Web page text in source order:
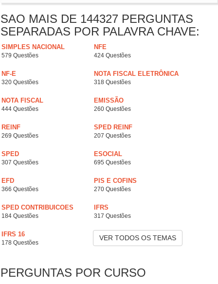
SAO MAIS DE 144327 PERGUNTAS
SEPARADAS POR PALAVRA CHAVE:
SIMPLES NACIONAL
579 Questões
NFE
424 Questões
NF-E
320 Questões
NOTA FISCAL ELETRÔNICA
318 Questões
NOTA FISCAL
444 Questões
EMISSÃO
260 Questões
REINF
269 Questões
SPED REINF
207 Questões
SPED
307 Questões
ESOCIAL
695 Questões
EFD
366 Questões
PIS E COFINS
270 Questões
SPED CONTRIBUICOES
184 Questões
IFRS
317 Questões
IFRS 16
178 Questões
VER TODOS OS TEMAS
PERGUNTAS POR CURSO